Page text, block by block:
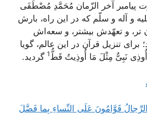
پیامبر آخر الزّمان مُحَمَّدِ مُصْطَفَى
و آله و سلّم كه در این راه، بارش
تر، و تعهّدش بیشتر، و سعه‌اش
براى تنزیل قرآن در این عالم، گویا
أُوذِى نَبِىٌّ مِثْلَ مَا أُوذِیتُ قَطُّ1 گردید.
قَوَّامُونَ عَلَى النِّساءِ بِما فَضَّلَ